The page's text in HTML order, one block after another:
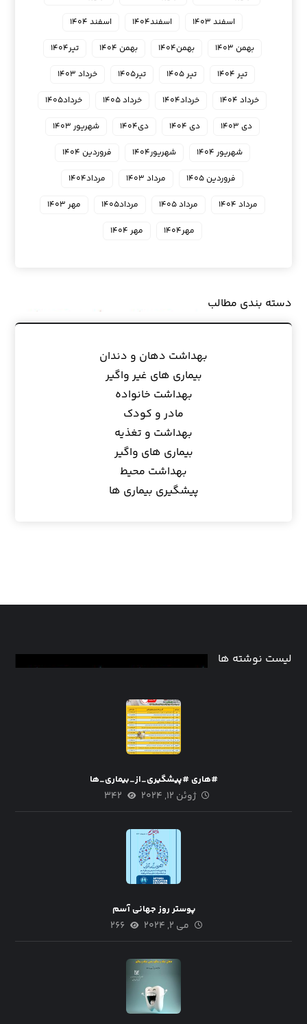
اسفند ۱۴۰۳
اسفند۱۴۰۴
اسفند ۱۴۰۴
بهمن ۱۴۰۳
بهمن۱۴۰۴ بهمن ۱۴۰۴
تیر۱۴۰۴
تیر ۱۴۰۴
تیر ۱۴۰۵ تیر۱۴۰۵
خرداد ۱۴۰۳
خرداد ۱۴۰۴
خرداد۱۴۰۴ خرداد ۱۴۰۵
خرداد۱۴۰۵
دی ۱۴۰۳
دی ۱۴۰۴ دی۱۴۰۴
شهریور ۱۴۰۳
شهریور ۱۴۰۴
شهریور۱۴۰۴
فروردین ۱۴۰۴
فروردین ۱۴۰۵
مرداد ۱۴۰۳
مرداد۱۴۰۴
مرداد ۱۴۰۴
مرداد ۱۴۰۵ مرداد۱۴۰۵
مهر ۱۴۰۳
مهر۱۴۰۴
مهر ۱۴۰۴
دسته بندی مطالب
بهداشت دهان و دندان
بیماری های غیر واگیر
بهداشت خانواده
مادر و کودک
بهداشت و تغذیه
بیماری های واگیر
بهداشت محیط
پیشگیری بیماری ها
لیست نوشته ها
#هاری #پیشگیری_از_بیماری_ها
ژوئن ۱۲, ۲۰۲۴ ۳۴۲
پوستر روز جهانی آسم
می ۲, ۲۰۲۴ ۲۶۶